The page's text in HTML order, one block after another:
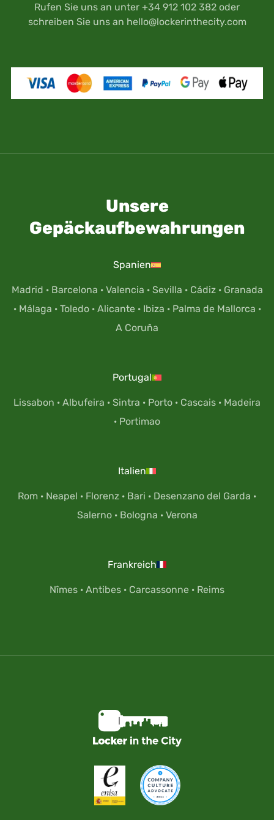
Rufen Sie uns an unter +34 912 102 382 oder
schreiben Sie uns an hello@lockerinthecity.com
Unsere
Gepäckaufbewahrungen
Spanien
Madrid · Barcelona · Valencia · Sevilla · Cádiz· Granada
· Málaga · Toledo· Alicante· Ibiza · Palma de Mallorca ·
A Coruña
Portugal
Lissabon · Albufeira · Sintra · Porto · Cascais · Madeira
· Portimao
Italien
Rom · Neapel · Florenz · Bari · Desenzano del Garda ·
Salerno· Bologna · Verona
Frankreich
Nîmes · Antibes · Carcassonne · Reims